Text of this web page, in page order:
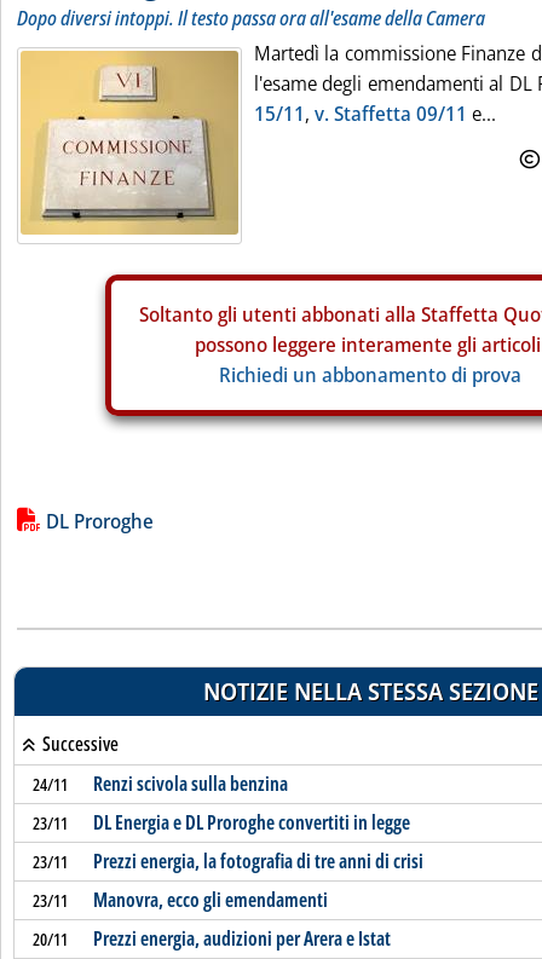
Dopo diversi intoppi. Il testo passa ora all'esame della Camera
Martedì la commissione Finanze
l'esame degli emendamenti al DL
15/11, v. Staffetta 09/11 e...
Soltanto gli utenti abbonati alla Staffetta
possono leggere interamente gli
Richiedi un abbonamento di prova
Lista allegati PDF alla notizia
DL Proroghe
NOTIZIE NELLA STESSA SEZIONE
Successive
24/11 Renzi scivola sulla benzina
23/11 DL Energia e DL Proroghe convertiti in legge
23/11 Prezzi energia, la fotografia di tre anni di crisi
23/11 Manovra, ecco gli emendamenti
20/11 Prezzi energia, audizioni per Arera e Istat